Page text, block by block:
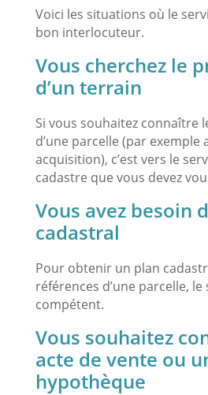
Voici les situations où le
bon interlocuteur.
Vous cherchez le
d’un terrain
Si vous souhaitez connaître
d’une parcelle (par exemple
acquisition), c’est vers le
cadastre que vous devez
Vous avez besoin
cadastral
Pour obtenir un plan
références d’une parcelle,
compétent.
Vous souhaitez
acte de vente ou
hypothèque